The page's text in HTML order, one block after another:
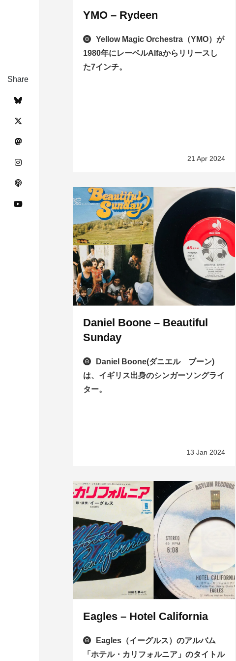
Share
YMO – Rydeen
Yellow Magic Orchestra（YMO）が
1980年にレーベルAlfaからリリースし
た7インチ。
21 Apr 2024
Daniel Boone – Beautiful
Sunday
Daniel Boone(ダニエル ブーン)
は、イギリス出身のシンガーソングライ
ター。
13 Jan 2024
Eagles – Hotel California
Eagles（イーグルス）のアルバム
「ホテル・カリフォルニア」のタイトル